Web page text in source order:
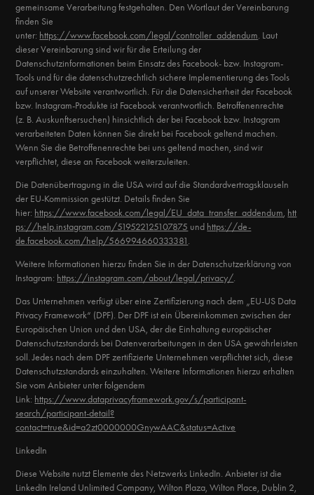
gemeinsame Verarbeitung festgehalten. Den Wortlaut der Vereinbarung
finden Sie
unter: https://www.facebook.com/legal/controller_addendum. Laut
dieser Vereinbarung sind wir für die Erteilung der
Datenschutzinformationen beim Einsatz des Facebook- bzw. Instagram-
Tools und für die datenschutzrechtlich sichere Implementierung des Tools
auf unserer Website verantwortlich. Für die Datensicherheit der Facebook
bzw. Instagram-Produkte ist Facebook verantwortlich. Betroffenenrechte
(z. B. Auskunftsersuchen) hinsichtlich der bei Facebook bzw. Instagram
verarbeiteten Daten können Sie direkt bei Facebook geltend machen.
Wenn Sie die Betroffenenrechte bei uns geltend machen, sind wir
verpflichtet, diese an Facebook weiterzuleiten.
Die Datenübertragung in die USA wird auf die Standardvertragsklauseln
der EU-Kommission gestützt. Details finden Sie
hier: https://www.facebook.com/legal/EU_data_transfer_addendum, htt
ps://help.instagram.com/519522125107875 und https://de-
de.facebook.com/help/566994660333381.
Weitere Informationen hierzu finden Sie in der Datenschutzerklärung von
Instagram: https://instagram.com/about/legal/privacy/.
Das Unternehmen verfügt über eine Zertifizierung nach dem „EU-US Data
Privacy Framework“ (DPF). Der DPF ist ein Übereinkommen zwischen der
Europäischen Union und den USA, der die Einhaltung europäischer
Datenschutzstandards bei Datenverarbeitungen in den USA gewährleisten
soll. Jedes nach dem DPF zertifizierte Unternehmen verpflichtet sich, diese
Datenschutzstandards einzuhalten. Weitere Informationen hierzu erhalten
Sie vom Anbieter unter folgendem
Link: https://www.dataprivacyframework.gov/s/participant-
search/participant-detail?
contact=true&id=a2zt0000000GnywAAC&status=Active
LinkedIn
Diese Website nutzt Elemente des Netzwerks LinkedIn. Anbieter ist die
LinkedIn Ireland Unlimited Company, Wilton Plaza, Wilton Place, Dublin 2,